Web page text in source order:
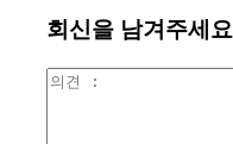
회신을 남겨주세요